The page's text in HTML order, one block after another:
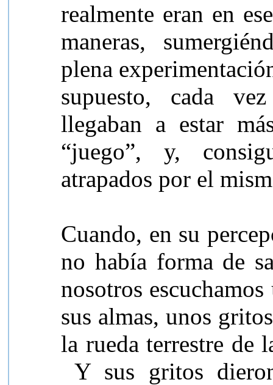
realmente eran en
maneras,
plena
supuesto, cada
llegaban a estar
“juego”, y,
atrapados por el
Cuando, en su
no había forma de
nosotros
sus almas, unos
la rueda terrestre de
Y sus gritos